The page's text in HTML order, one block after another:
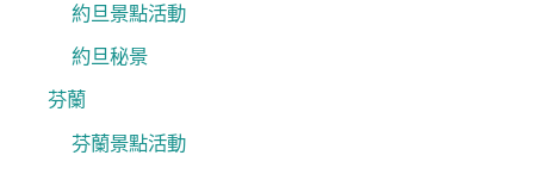
約旦景點活動
約旦秘景
芬蘭
芬蘭景點活動